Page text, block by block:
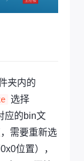
夹内的
选择
应的bin文
需要重新选
位置），